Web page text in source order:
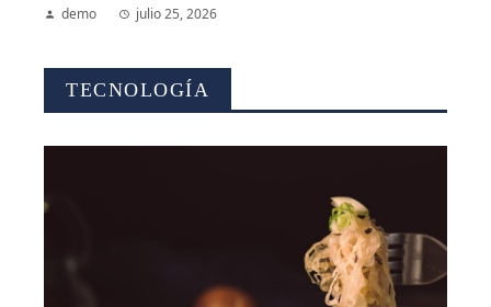
demo julio 25, 2026
TECNOLOGÍA